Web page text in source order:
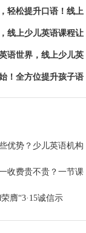
轻松提升口语！线上
线上少儿英语课程让
语世界，线上少儿英
！全方位提升孩子语
优势？少儿英语机构
收费贵不贵？一节课
膺“3·15诚信示